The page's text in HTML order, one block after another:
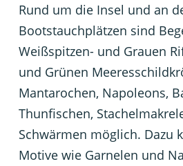
Rund um die Insel und an
Bootstauchplätzen sind
Weißspitzen- und Grauen
und Grünen
Mantarochen, Napoleons,
Thunfischen,
Schwärmen möglich. Dazu
Motive wie Garnelen und